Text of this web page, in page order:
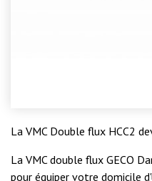
La VMC Double flux HCC2
La VMC double flux GECO
pour équiper votre domicile